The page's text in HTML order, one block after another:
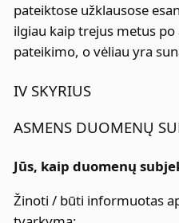
pateiktose užklausose
ilgiau kaip trejus metus
pateikimo, o vėliau yra
IV SKYRIUS
ASMENS DUOMENŲ
Jūs, kaip duomenų
Žinoti / būti informuotas